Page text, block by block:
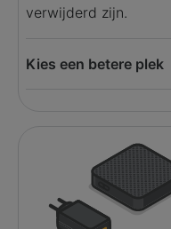
verwijderd zijn.
Kies een betere plek